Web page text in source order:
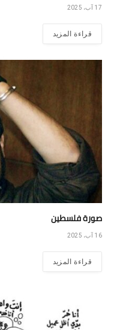
17 آب، 2025
قراءة المزيد
صورة فلسطين
16 آب، 2025
قراءة المزيد